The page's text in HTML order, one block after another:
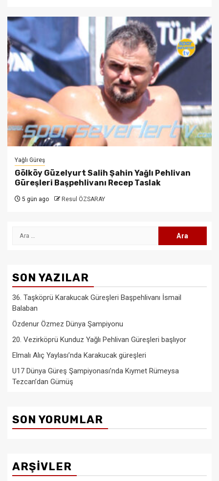
Yağlı Güreş
Gölköy Güzelyurt Salih Şahin Yağlı Pehlivan
Güreşleri Başpehlivanı Recep Taslak
5 gün ago Resul ÖZSARAY
Arama:
SON YAZILAR
36. Taşköprü Karakucak Güreşleri Başpehlivanı İsmail
Balaban
Özdenur Özmez Dünya Şampiyonu
20. Vezirköprü Kunduz Yağlı Pehlivan Güreşleri başlıyor
Elmalı Alıç Yaylası’nda Karakucak güreşleri
U17 Dünya Güreş Şampiyonası’nda Kıymet Rümeysa
Tezcan’dan Gümüş
SON YORUMLAR
ARŞIVLER